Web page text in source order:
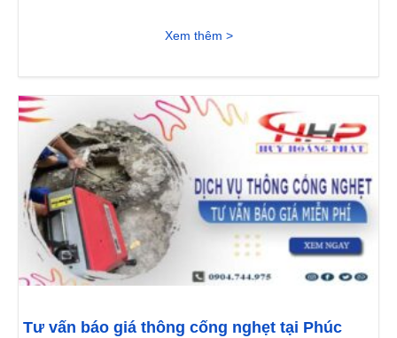
Xem thêm >
Tư vấn báo giá thông cống nghẹt tại Phúc